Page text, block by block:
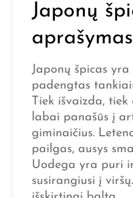
Japonų
aprašymas
Japonų špicas yra
padengtas
Tiek išvaizda,
labai panašūs į
giminaičius.
pailgas, ausys
Uodega yra puri
susirangiusi į